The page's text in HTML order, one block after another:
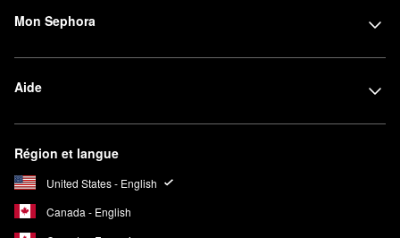
Mon Sephora
Aide
Région et langue
United States - English
Canada - English